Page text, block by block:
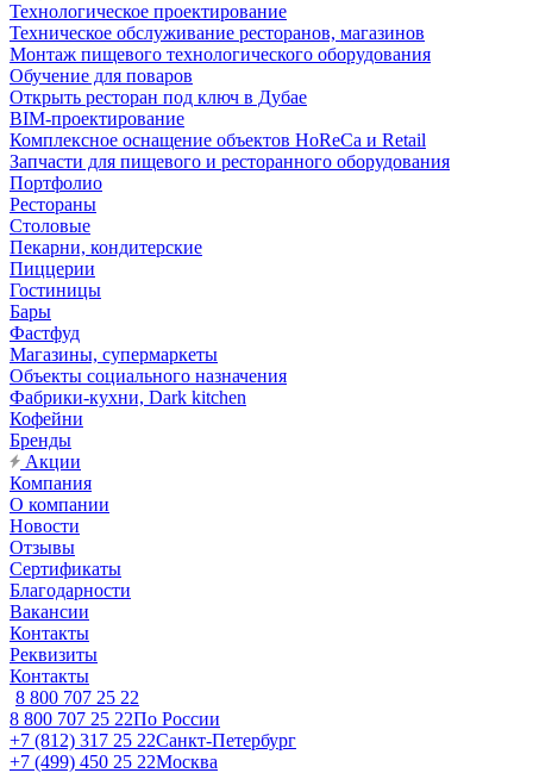
Технологическое проектирование
Техническое обслуживание ресторанов, магазинов
Монтаж пищевого технологического оборудования
Обучение для поваров
Открыть ресторан под ключ в Дубае
BIM-проектирование
Комплексное оснащение объектов HoReCa и Retail
Запчасти для пищевого и ресторанного оборудования
Портфолио
Рестораны
Столовые
Пекарни, кондитерские
Пиццерии
Гостиницы
Бары
Фастфуд
Магазины, супермаркеты
Объекты социального назначения
Фабрики-кухни, Dark kitchen
Кофейни
Бренды
Акции
Компания
О компании
Новости
Отзывы
Сертификаты
Благодарности
Вакансии
Контакты
Реквизиты
Контакты
8 800 707 25 22
8 800 707 25 22По России
+7 (812) 317 25 22Санкт-Петербург
+7 (499) 450 25 22Москва